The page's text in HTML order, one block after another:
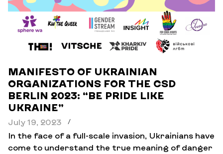
MANIFESTO OF UKRAINIAN
ORGANIZATIONS FOR THE CSD
BERLIN 2023: “BE PRIDE LIKE
UKRAINE”
July 19, 2023 /
In the face of a full-scale invasion, Ukrainians have
come to understand the true meaning of danger